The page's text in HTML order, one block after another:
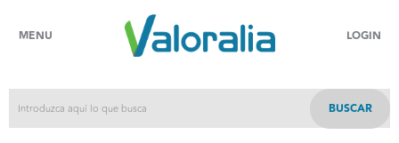
MENU LOGIN
BUSCAR